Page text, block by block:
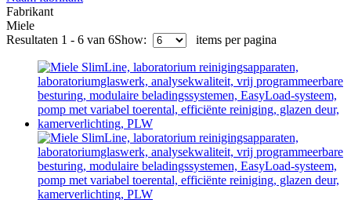
Fabrikant
Miele
Resultaten 1 - 6 van 6Show: items per pagina